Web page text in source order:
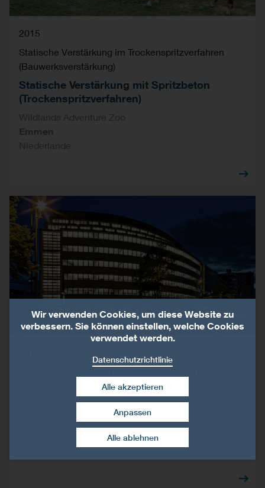
2015
Statische Verstärkung im Trockenspritzverfahren
(Bauwerksverstärkung)
Statische Verstärkung mit Spritzbeton
(Trockenspritzverfahren)
Wildlands Adventure Zoo
Emmen
Niederlande
Statische Verstärkung im Trockenspritzverfahren
(Bauwerksverstärkung)
Instandsetzung von korrodierter Bewehrung
Kaufhaus Schocken
Wir verwenden Cookies, um diese Website zu
verbessern. Sie können einstellen, welche Cookies
verwendet werden.
Datenschutzrichtlinie
Alle ablehnen
Alle akzeptieren
Zustimmung widerrufen
Anpassen